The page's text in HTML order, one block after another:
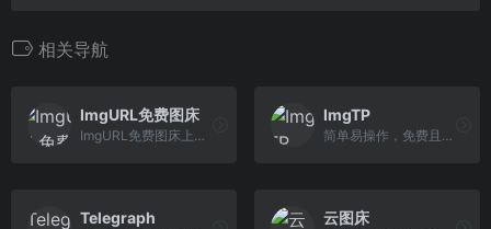
相关导航
ImgURL免费图床
ImgURL免费图床上线于2017年12月，累积托管图片超过100万。ImgURL可以快速将图片转换为URL链接，为您提供简单、稳定、可信赖的图片上传于外链分享服务。
ImgTP
简单易操作，免费且不压缩图片画质的公共图床平台，支持对接PicGo。从本地相册选取图片上传到图床服务器快速获取图片外链。支持批量上传！
Telegraph 云图床